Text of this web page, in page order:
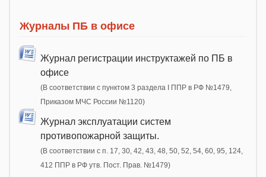
Журналы ПБ в офисе
Журнал регистрации инструктажей по ПБ в
офисе
(В соответствии с пунктом 3 раздела I ППР в РФ №1479,
Приказом МЧС России №1120)
Журнал эксплуатации систем
противопожарной защиты.
(В соответствии с п. 17, 30, 42, 43, 48, 50, 52, 54, 60, 95, 124,
412 ППР в РФ утв. Пост. Прав. №1479)